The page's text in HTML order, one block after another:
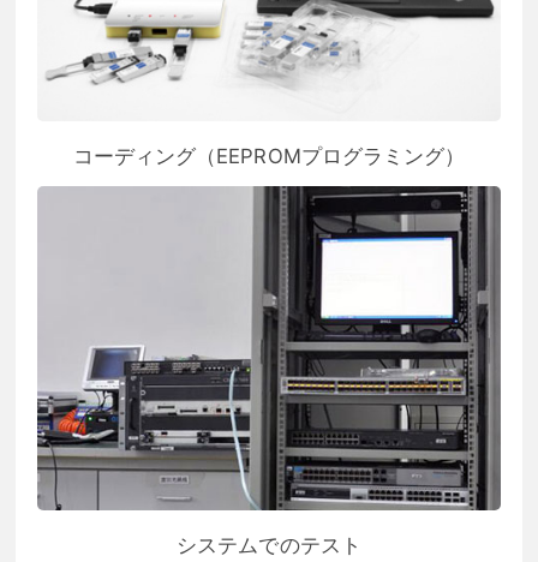
コーディング（EEPROMプログラミング）
システムでのテスト